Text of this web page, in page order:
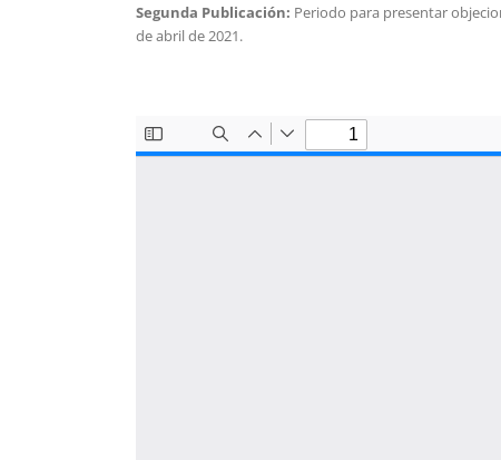
Segunda Publicación: Periodo para presentar
de abril de 2021.